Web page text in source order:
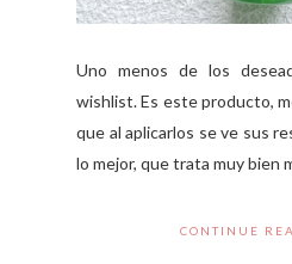
Uno menos de los
wishlist. Es este producto,
que al aplicarlos se ve sus
lo mejor, que trata muy bien
CONTINUE